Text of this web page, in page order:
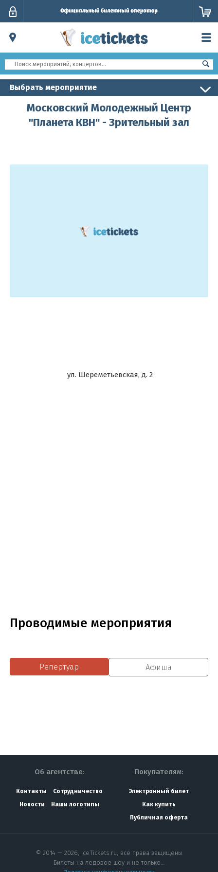
Выбрать мероприятие
Московский Молодежный Центр
"Планета КВН" - Зрительный зал
ул. Шереметьевская, д. 2
Проводимые мероприятия
Репертуар Афиша
Об агентстве:
Контакты
Сотрудничество
Новости
Наши логотипы
Покупателям:
Электронный билет
Как купить
Публичная оферта
© 2014 — 2026, IceTickets.ru, все права защищены
Билеты на ледовое шоу и не только…